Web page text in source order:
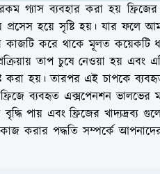
গ্যাস ব্যবহার করা হয় ফ্রিজের
প্রসেস হয়ে সৃষ্টি হয়। যার ফলে
কাজটি করে থাকে মূলত কয়েকটি
তাপ চুষে নেওয়া হয় এবং
করা হয়। তারপর এই চাপকে
ব্যবহৃত এক্সপেনশন ভালভের
পায় এবং ফ্রিজের
করার পদ্ধতি সম্পর্কে